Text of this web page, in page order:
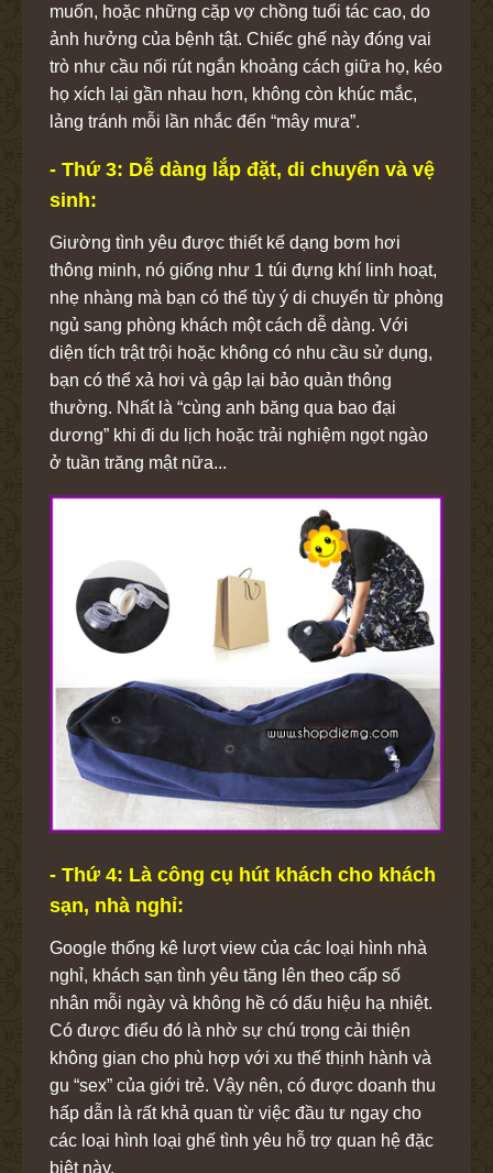
muốn, hoặc những cặp vợ chồng tuổi tác cao, do
ảnh hưởng của bệnh tật. Chiếc ghế này đóng vai
trò như cầu nối rút ngắn khoảng cách giữa họ, kéo
họ xích lại gần nhau hơn, không còn khúc mắc,
lảng tránh mỗi lần nhắc đến “mây mưa”.
- Thứ 3: Dễ dàng lắp đặt, di chuyển và vệ
sinh:
Giường tình yêu được thiết kế dạng bơm hơi
thông minh, nó giống như 1 túi đựng khí linh hoạt,
nhẹ nhàng mà bạn có thể tùy ý di chuyển từ phòng
ngủ sang phòng khách một cách dễ dàng. Với
diện tích trật trội hoặc không có nhu cầu sử dụng,
bạn có thể xả hơi và gập lại bảo quản thông
thường. Nhất là “cùng anh băng qua bao đại
dương” khi đi du lịch hoặc trải nghiệm ngọt ngào
ở tuần trăng mật nữa...
- Thứ 4: Là công cụ hút khách cho khách
sạn, nhà nghỉ:
Google thống kê lượt view của các loại hình nhà
nghỉ, khách sạn tình yêu tăng lên theo cấp số
nhân mỗi ngày và không hề có dấu hiệu hạ nhiệt.
Có được điểu đó là nhờ sự chú trọng cải thiện
không gian cho phù hợp với xu thế thịnh hành và
gu “sex” của giới trẻ. Vậy nên, có được doanh thu
hấp dẫn là rất khả quan từ việc đầu tư ngay cho
các loại hình loại ghế tình yêu hỗ trợ quan hệ đặc
biệt này.